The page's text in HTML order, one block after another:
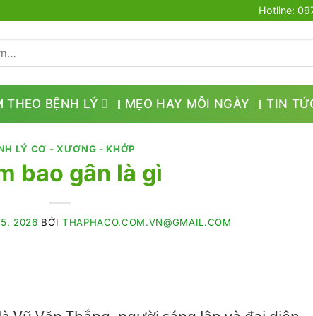
Hotline:
THEO BỆNH LÝ MẸO HAY MỖI NGÀY TIN
LÝ CƠ - XƯƠNG - KHỚP
bao gân là gì
2026 BỞI THAPHACO.COM.VN@GMAIL.COM